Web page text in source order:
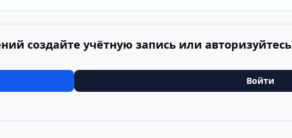
создайте учётную запись или авторизуйтесь
Войти